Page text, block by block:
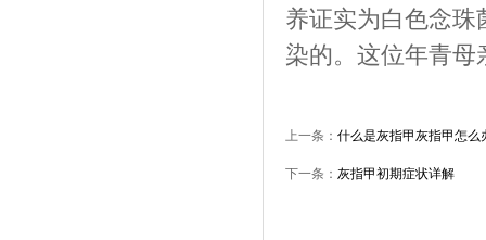
养证实为白色念
染的。这位年青母
上一条： 什么是灰指甲灰指甲怎么
下一条： 灰指甲初期症状详解